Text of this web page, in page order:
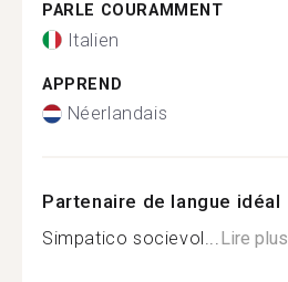
PARLE COURAMMENT
Italien
APPREND
Néerlandais
Partenaire de langue idéal
Simpatico socievol...Lire plus